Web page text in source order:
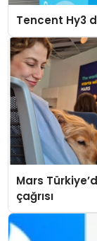
Tencent Hy3
Mars
çağrısı